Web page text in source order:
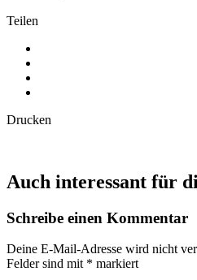
Teilen
Drucken
Auch interessant für
Schreibe einen Kommentar
Deine E-Mail-Adresse wird nicht
Felder sind mit * markiert